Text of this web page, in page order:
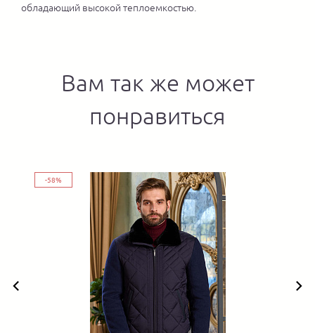
обладающий высокой теплоемкостью.
Вам так же может
понравиться
-58%